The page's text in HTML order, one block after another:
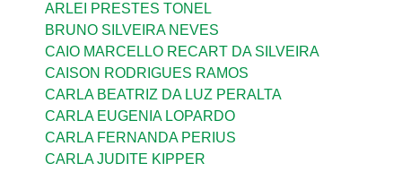
ARLEI PRESTES TONEL
BRUNO SILVEIRA NEVES
CAIO MARCELLO RECART DA SILVEIRA
CAISON RODRIGUES RAMOS
CARLA BEATRIZ DA LUZ PERALTA
CARLA EUGENIA LOPARDO
CARLA FERNANDA PERIUS
CARLA JUDITE KIPPER